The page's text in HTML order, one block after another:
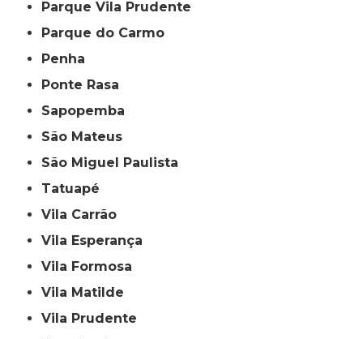
Parque Vila Prudente
Parque do Carmo
Penha
Ponte Rasa
Sapopemba
São Mateus
São Miguel Paulista
Tatuapé
Vila Carrão
Vila Esperança
Vila Formosa
Vila Matilde
Vila Prudente